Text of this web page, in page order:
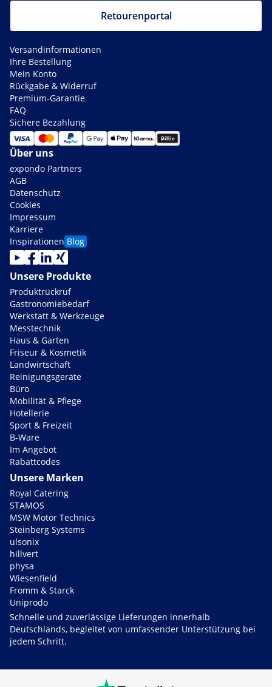
Retourenportal
Versandinformationen
Ihre Bestellung
Mein Konto
Rückgabe & Widerruf
Premium-Garantie
FAQ
Sichere Bezahlung
Über uns
expondo Partners
AGB
Datenschutz
Cookies
Impressum
Karriere
Inspirationen Blog
Unsere Produkte
Produktrückruf
Gastronomiebedarf
Werkstatt & Werkzeuge
Messtechnik
Haus & Garten
Friseur & Kosmetik
Landwirtschaft
Reinigungsgeräte
Büro
Mobilität & Pflege
Hotellerie
Sport & Freizeit
B-Ware
Im Angebot
Rabattcodes
Unsere Marken
Royal Catering
STAMOS
MSW Motor Technics
Steinberg Systems
ulsonix
hillvert
physa
Wiesenfield
Fromm & Starck
Uniprodo
Schnelle und zuverlässige Lieferungen innerhalb
Deutschlands, begleitet von umfassender Unterstützung bei
jedem Schritt.